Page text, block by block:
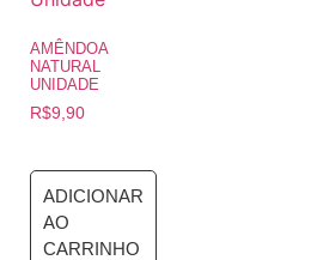
AMÊNDOA
NATURAL
UNIDADE
R$9,90
ADICIONAR
AO
CARRINHO